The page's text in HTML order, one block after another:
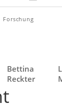
Forschung
Bettina
Reckter